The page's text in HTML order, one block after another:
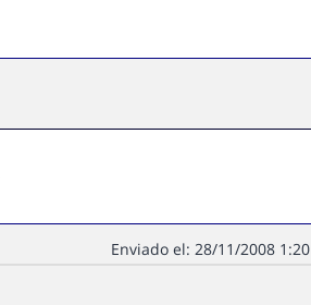
Enviado el: 28/11/2008 1:20